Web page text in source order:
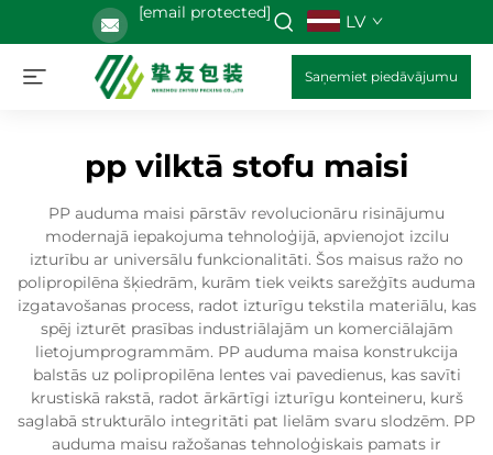
[email protected] LV
Saņemiet piedāvājumu
pp vilktā stofu maisi
PP auduma maisi pārstāv revolucionāru risinājumu
modernajā iepakojuma tehnoloģijā, apvienojot izcilu
izturību ar universālu funkcionalitāti. Šos maisus ražo no
polipropilēna šķiedrām, kurām tiek veikts sarežģīts auduma
izgatavošanas process, radot izturīgu tekstila materiālu, kas
spēj izturēt prasības industriālajām un komerciālajām
lietojumprogrammām. PP auduma maisa konstrukcija
balstās uz polipropilēna lentes vai pavedienus, kas savīti
krustiskā rakstā, radot ārkārtīgi izturīgu konteineru, kurš
saglabā strukturālo integritāti pat lielām svaru slodzēm. PP
auduma maisu ražošanas tehnoloģiskais pamats ir